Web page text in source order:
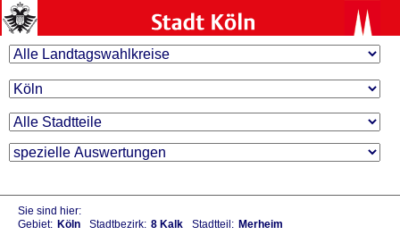
Sie sind hier:
Gebiet: Köln Stadtbezirk: 8 Kalk Stadtteil: Merheim